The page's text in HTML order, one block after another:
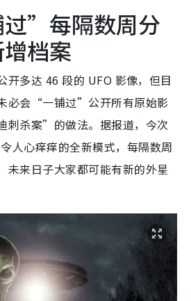
”每隔数周分
档案
开多达 46 段的 UFO 影像，但目
必会“一铺过”公开所有原始影
刺杀案”的做法。据报道，今次
人心痒痒的全新模式，每隔数周
未来日子大家都可能有新的外星